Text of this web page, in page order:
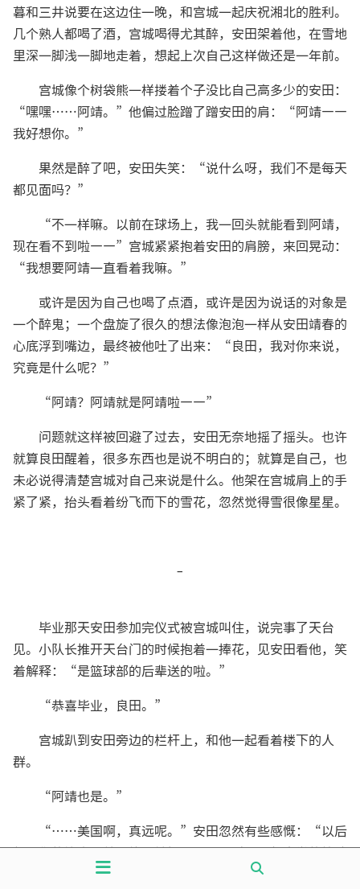
暮和三井说要在这边住一晚，和宫城一起庆祝湘北的胜利。
几个熟人都喝了酒，宫城喝得尤其醉，安田架着他，在雪地
里深一脚浅一脚地走着，想起上次自己这样做还是一年前。
宫城像个树袋熊一样搂着个子没比自己高多少的安田：
“嘿嘿……阿靖。”他偏过脸蹭了蹭安田的肩：“阿靖——
我好想你。”
果然是醉了吧，安田失笑：“说什么呀，我们不是每天
都见面吗？”
“不一样嘛。以前在球场上，我一回头就能看到阿靖，
现在看不到啦——”宫城紧紧抱着安田的肩膀，来回晃动：
“我想要阿靖一直看着我嘛。”
或许是因为自己也喝了点酒，或许是因为说话的对象是
一个醉鬼；一个盘旋了很久的想法像泡泡一样从安田靖春的
心底浮到嘴边，最终被他吐了出来：“良田，我对你来说，
究竟是什么呢？”
“阿靖？阿靖就是阿靖啦——”
问题就这样被回避了过去，安田无奈地摇了摇头。也许
就算良田醒着，很多东西也是说不明白的；就算是自己，也
未必说得清楚宫城对自己来说是什么。他架在宫城肩上的手
紧了紧，抬头看着纷飞而下的雪花，忽然觉得雪很像星星。
-
毕业那天安田参加完仪式被宫城叫住，说完事了天台
见。小队长推开天台门的时候抱着一捧花，见安田看他，笑
着解释：“是篮球部的后辈送的啦。”
“恭喜毕业，良田。”
宫城趴到安田旁边的栏杆上，和他一起看着楼下的人
群。
“阿靖也是。”
“……美国啊，真远呢。”安田忽然有些感慨：“以后
想看你的比赛可就只能看转播了——不对，一般大学的篮球
赛也不会上电视吧。”